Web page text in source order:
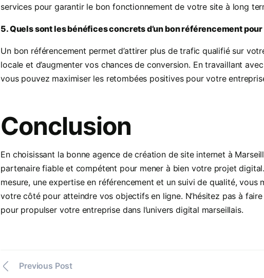
services pour garantir le bon fonctionnement de votre site à long
5. Quels sont les bénéfices concrets d’un bon référencement
Un bon référencement permet d’attirer plus de trafic qualifié sur
locale et d’augmenter vos chances de conversion. En travaillant
vous pouvez maximiser les retombées positives pour votre
Conclusion
En choisissant la bonne agence de création de site internet à
partenaire fiable et compétent pour mener à bien votre projet
mesure, une expertise en référencement et un suivi de qualité, vous
votre côté pour atteindre vos objectifs en ligne. N’hésitez pas à
pour propulser votre entreprise dans l’univers digital marseillais.
Previous Post